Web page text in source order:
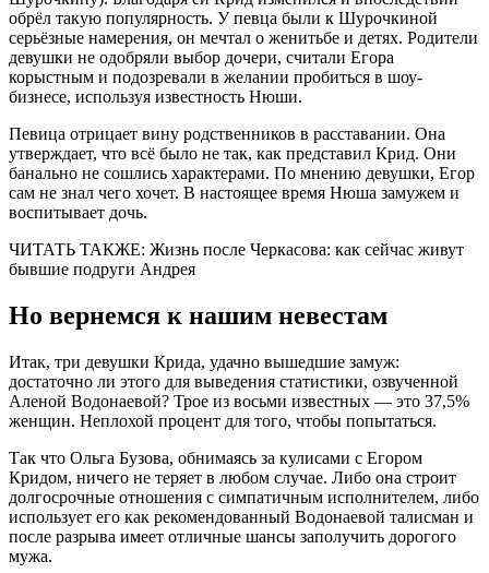
обрёл такую популярность. У певца были к Шурочкиной
серьёзные намерения, он мечтал о женитьбе и детях. Родители
девушки не одобряли выбор дочери, считали Егора
корыстным и подозревали в желании пробиться в шоу-
бизнесе, используя известность Нюши.
Певица отрицает вину родственников в расставании. Она
утверждает, что всё было не так, как представил Крид. Они
банально не сошлись характерами. По мнению девушки, Егор
сам не знал чего хочет. В настоящее время Нюша замужем и
воспитывает дочь.
ЧИТАТЬ ТАКЖЕ: Жизнь после Черкасова: как сейчас живут
бывшие подруги Андрея
Но вернемся к нашим невестам
Итак, три девушки Крида, удачно вышедшие замуж:
достаточно ли этого для выведения статистики, озвученной
Аленой Водонаевой? Трое из восьми известных — это 37,5%
женщин. Неплохой процент для того, чтобы попытаться.
Так что Ольга Бузова, обнимаясь за кулисами с Егором
Кридом, ничего не теряет в любом случае. Либо она строит
долгосрочные отношения с симпатичным исполнителем, либо
использует его как рекомендованный Водонаевой талисман и
после разрыва имеет отличные шансы заполучить дорогого
мужа.